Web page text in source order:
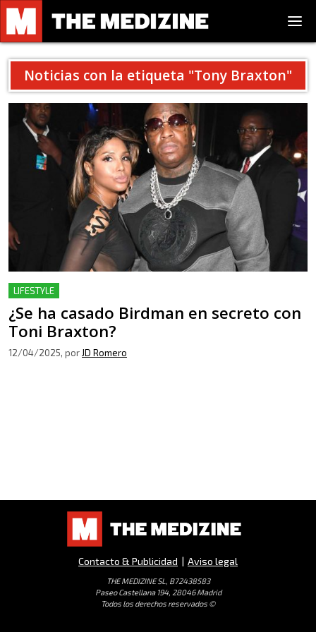
Noticias con la etiqueta "Tony Braxton"
LIFESTYLE
¿Se ha casado Birdman en secreto con
Toni Braxton?
12/04/2025, por JD Romero
Contacto & Publicidad | Aviso legal
THE MEDIZINE SL, B72438583
Paseo Castellana 194, 28046 Madrid
Todos los derechos reservados ©